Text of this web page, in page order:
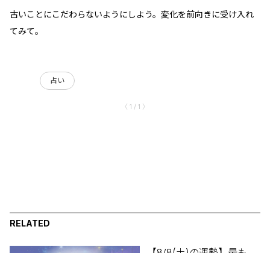
古いことにこだわらないようにしよう。変化を前向きに受け入れ
てみて。
占い
〈 1 / 1 〉
RELATED